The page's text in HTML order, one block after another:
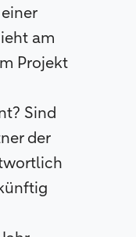
am
Projekt
Sind
der